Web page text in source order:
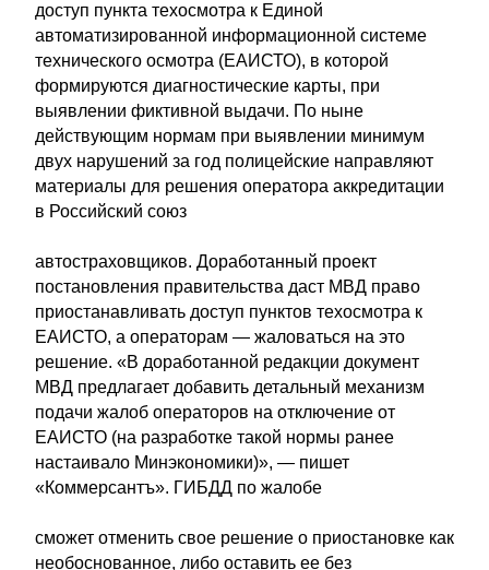
доступ пункта техосмотра к Единой
автоматизированной информационной системе
технического осмотра (ЕАИСТО), в которой
формируются диагностические карты, при
выявлении фиктивной выдачи. По ныне
действующим нормам при выявлении минимум
двух нарушений за год полицейские направляют
материалы для решения оператора аккредитации
в Российский союз
автостраховщиков. Доработанный проект
постановления правительства даст МВД право
приостанавливать доступ пунктов техосмотра к
ЕАИСТО, а операторам — жаловаться на это
решение. «В доработанной редакции документ
МВД предлагает добавить детальный механизм
подачи жалоб операторов на отключение от
ЕАИСТО (на разработке такой нормы ранее
настаивало Минэкономики)», — пишет
«Коммерсантъ». ГИБДД по жалобе
сможет отменить свое решение о приостановке как
необоснованное, либо оставить ее без